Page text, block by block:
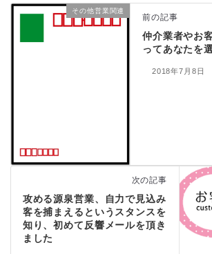
その他営業関連
前の記事
仲介業者やお
ってあなたを
2018年7月8日
次の記事
攻める源泉営業、自力で見込み
客を捕まえるというスタンスを
知り、初めて反響メールを頂き
ました